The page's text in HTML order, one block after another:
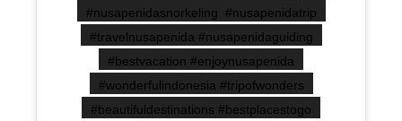
#nusapenidasnorkeling #nusapenidatrip
#travelnusapenida #nusapenidaguiding
#bestvacation #enjoynusapenida
#wonderfulindonesia #tripofwonders
#beautifuldestinations #bestplacestogo